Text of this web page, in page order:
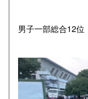
杉木 優
男子一部総合12位